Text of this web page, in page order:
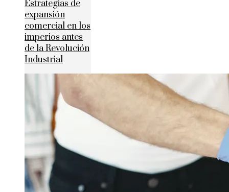
Estrategias de
expansión
comercial en los
imperios antes
de la Revolución
Industrial